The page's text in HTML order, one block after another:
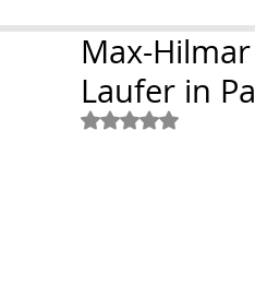
Max-
Laufer in
Mit NaN von 5